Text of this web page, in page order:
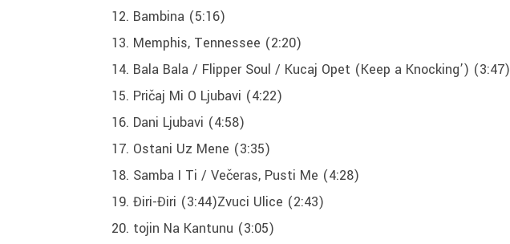
Bambina (5:16)
Memphis, Tennessee (2:20)
Bala Bala / Flipper Soul / Kucaj Opet (Keep a Knocking’) (3:47)
Pričaj Mi O Ljubavi (4:22)
Dani Ljubavi (4:58)
Ostani Uz Mene (3:35)
Samba I Ti / Večeras, Pusti Me (4:28)
Điri-Điri (3:44)Zvuci Ulice (2:43)
tojin Na Kantunu (3:05)